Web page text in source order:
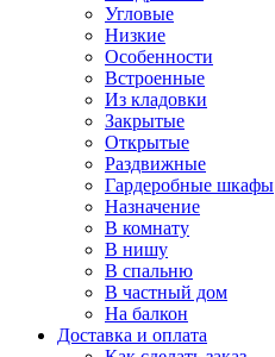
Угловые
Низкие
Особенности
Встроенные
Из кладовки
Закрытые
Открытые
Раздвижные
Гардеробные шкафы
Назначение
В комнату
В нишу
В спальню
В частный дом
На балкон
Доставка и оплата